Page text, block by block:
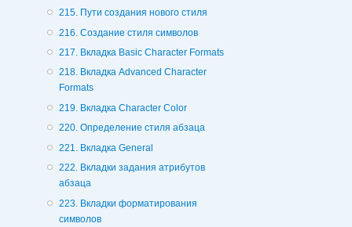
215. Пути создания нового стиля
216. Создание стиля символов
217. Вкладка Basic Character Formats
218. Вкладка Advanced Character
Formats
219. Вкладка Character Color
220. Определение стиля абзаца
221. Вкладка General
222. Вкладки задания атрибутов
абзаца
223. Вкладки форматирования
символов